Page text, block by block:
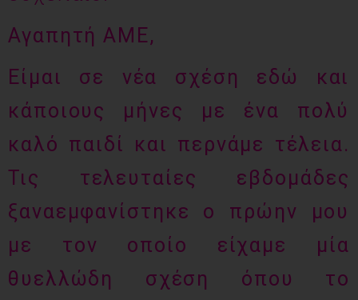
Αγαπητή ΑΜΕ,
Είμαι σε νέα σχέση εδώ και
κάποιους μήνες με ένα πολύ
καλό παιδί και περνάμε τέλεια.
Τις τελευταίες εβδομάδες
ξαναεμφανίστηκε ο πρώην μου
με τον οποίο είχαμε μία
θυελλώδη σχέση όπου το